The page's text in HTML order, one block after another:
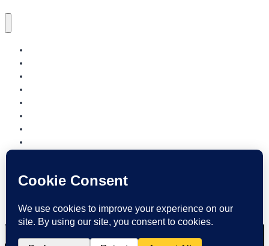
THISTED
REGION NORDJYLLAND